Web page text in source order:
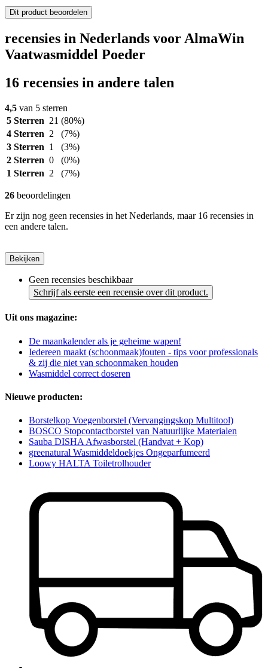
Dit product beoordelen
recensies in Nederlands voor AlmaWin
Vaatwasmiddel Poeder
16 recensies in andere talen
4,5 van 5 sterren
5 Sterren 21 (80%)
4 Sterren 2
(7%)
3 Sterren 1
(3%)
2 Sterren 0
(0%)
1 Sterren 2 (7%)
26 beoordelingen
Er zijn nog geen recensies in het Nederlands, maar 16 recensies in
een andere talen.
Bekijken
Geen recensies beschikbaar
Schrijf als eerste een recensie over dit product.
Uit ons magazine:
De maankalender als je geheime wapen!
Iedereen maakt (schoonmaak)fouten - tips voor professionals
& zij die niet van schoonmaken houden
Wasmiddel correct doseren
Nieuwe producten:
Borstelkop Voegenborstel (Vervangingskop Multitool)
BOSCO Stopcontactborstel van Natuurlijke Materialen
Sauba DISHA Afwasborstel (Handvat + Kop)
greenatural Wasmiddeldoekjes Ongeparfumeerd
Loowy HALTA Toiletrolhouder